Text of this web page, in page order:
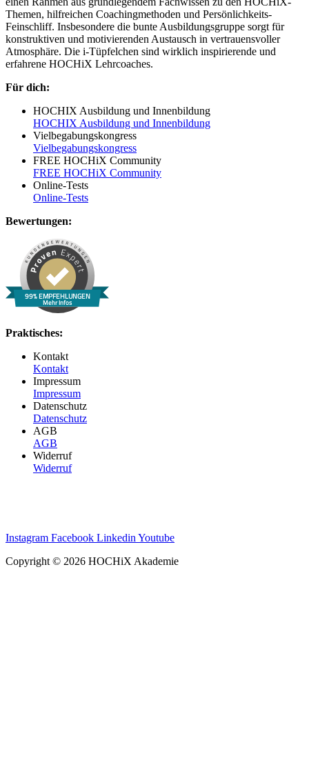
Themen, hilfreichen Coachingmethoden und Persönlichkeits-
Feinschliff. Insbesondere die bunte Ausbildungsgruppe sorgt für
konstruktiven und motivierenden Austausch in vertrauensvoller
Atmosphäre. Die i-Tüpfelchen sind wirklich inspirierende und
erfahrene HOCHiX Lehrcoaches.
Für dich:
HOCHIX Ausbildung und Innenbildung
HOCHIX Ausbildung und Innenbildung
Vielbegabungskongress
Vielbegabungskongress
FREE HOCHiX Community
FREE HOCHiX Community
Online-Tests
Online-Tests
Bewertungen:
99% EMPFEHLUNGEN
Mehr Infos
Praktisches:
Kontakt
Kontakt
Impressum
Impressum
Datenschutz
Datenschutz
AGB
AGB
Widerruf
Widerruf
Instagram Facebook Linkedin Youtube
Copyright © 2026 HOCHiX Akademie